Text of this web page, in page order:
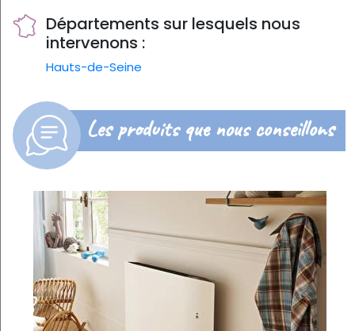
Départements sur lesquels nous
intervenons :
Hauts-de-Seine
Les produits que nous conseillons